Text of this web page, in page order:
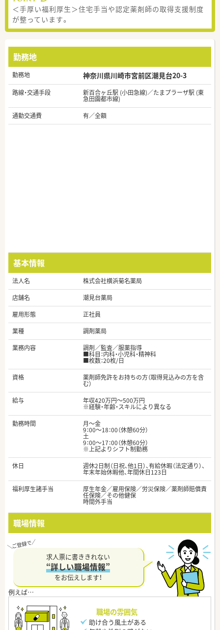
＜手厚い福利厚生＞住宅手当や認定薬剤師の取得支援制度
が整っています。
勤務地
勤務地 神奈川県川崎市宮前区潮見台20-3
路線・交通手段 新百合ヶ丘駅 (小田急線)／たまプラーザ駅 (東
急田園都市線)
通勤交通費
有／全額
基本情報
法人名
株式会社横浜菊名薬局
店舗名
潮見台薬局
雇用形態
正社員
業種
調剤薬局
業務内容
調剤／監査／服薬指導
■科目：内科・小児科・精神科
■枚数：20枚/日
資格
薬剤師免許をお持ちの方（取得見込みの方を含
む）
給与
年収420万円～500万円
※経験・年齢・スキルにより異なる
勤務時間
月～金
9：00～18：00（休憩60分）
土
9：00～17：00（休憩60分）
※上記よりシフト制勤務
休日
週休2日制（日祝、他1日）、有給休暇（法定通り）、
年末年始休暇他、年間休日123日
福利厚生諸手当
厚生年金／雇用保険／労災保険／薬剤師賠償責
任保険／その他健保
時間外手当
職場情報
求人票に書ききれない
“詳しい職場情報”
をお伝えします！
職場の雰囲気
助け合う風土がある